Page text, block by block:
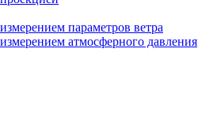
параметров ветра
атмосферного давления